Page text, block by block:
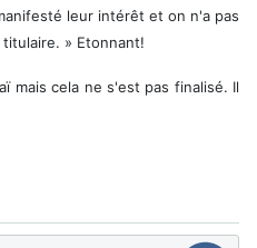
leur intérêt et on n'a pas
» Etonnant!
mais cela ne s'est pas finalisé. Il